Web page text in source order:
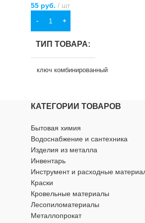
55 руб. шт
В КОРЗИНУ
ТИП ТОВАРА
ключ комбинированный
ЦВЕТ серебристый
РАЗМЕР КЛЮЧА
МАТЕРИАЛ
КАТЕГОРИИ ТОВАРОВ
Бытовая химия
Водоснабжение и сантехника
Изделия из металла
Инвентарь
Инструмент и расходные
Краски
Кровельные материалы
Лесопиломатериалы
Металлопрокат